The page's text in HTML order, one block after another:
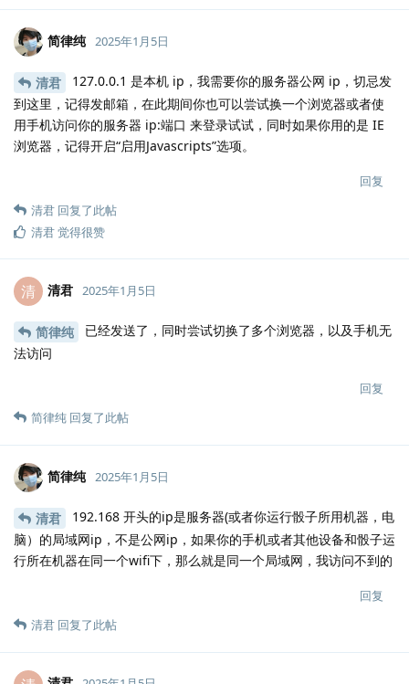
简律纯 2025年1月5日
清君
127.0.0.1 是本机 ip，我需要你的服务器公网 ip，切忌发
到这里，记得发邮箱，在此期间你也可以尝试换一个浏览器或者使
用手机访问你的服务器 ip:端口 来登录试试，同时如果你用的是 IE
浏览器，记得开启“启用Javascripts”选项。
回复
清君 回复了此帖
清君觉得很赞
清 清君 2025年1月5日
简律纯
已经发送了，同时尝试切换了多个浏览器，以及手机无
法访问
回复
简律纯 回复了此帖
简律纯 2025年1月5日
清君
192.168 开头的ip是服务器(或者你运行骰子所用机器，电
脑）的局域网ip，不是公网ip，如果你的手机或者其他设备和骰子运
行所在机器在同一个wifi下，那么就是同一个局域网，我访问不到的
回复
清君 回复了此帖